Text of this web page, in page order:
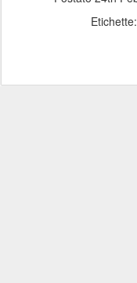
Etichette: